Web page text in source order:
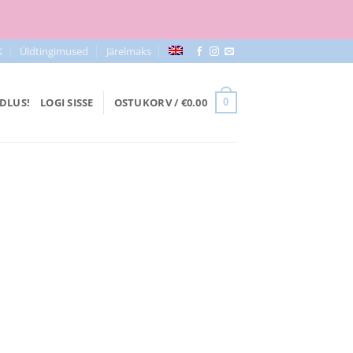
Üldtingimused Järelmaks
LOGI SISSE OSTUKORV / €0.00 0